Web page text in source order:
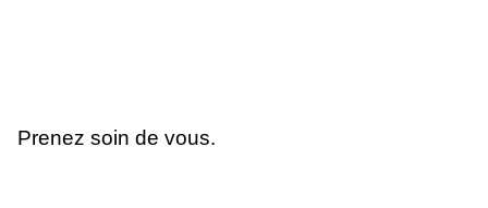
Prenez soin de vous.